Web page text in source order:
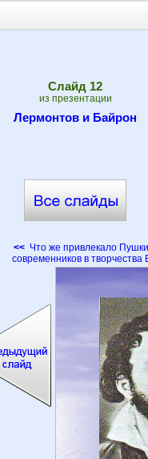
Cлайд 12
из презентации
Лермонтов и Байрон
<< Что же привлекало
современников в творчества